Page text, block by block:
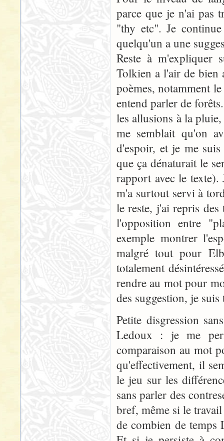
parce que je n'ai pas
"thy etc". Je
quelqu'un a une
Reste à m'expliquer
Tolkien a l'air de bien
poèmes, notamment
entend parler de
les allusions à la
me semblait qu'on
d'espoir, et je me
que ça dénaturait le
rapport avec le texte).
m'a surtout servi à
le reste, j'ai repris des
l'opposition entre
exemple montrer
malgré tout pour
totalement
rendre au mot pour
des suggestion, je
Petite disgression
Ledoux : je me
comparaison au mot
qu'effectivement, il
le jeu sur les
sans parler des
bref, même si le
de combien de temps